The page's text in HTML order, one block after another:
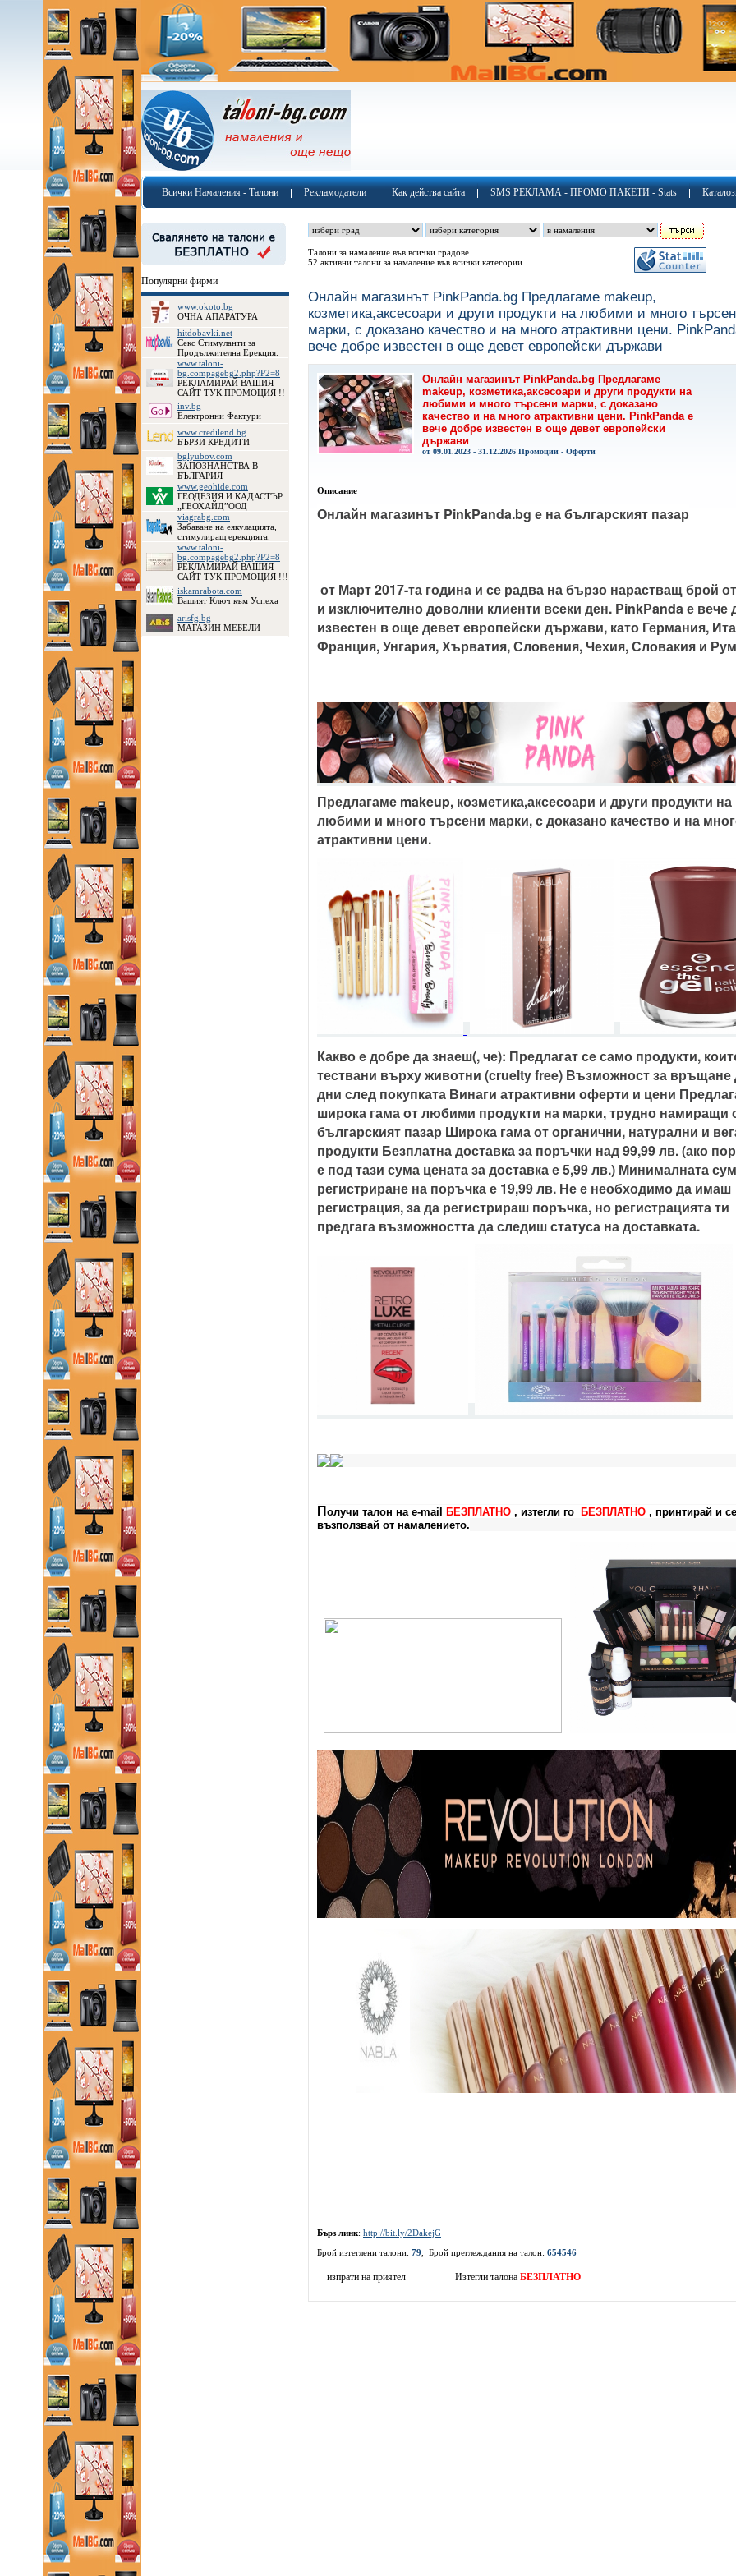
Всички Намаления - Талони Рекламодатели Как действа сайта SMS РЕКЛАМА - ПРОМО ПАКЕТИ - Stats
Популярни фирми
www.okoto.bg
ОЧНА АПАРАТУРА
hitdobavki.net
Секс Стимуланти за
Продължителна Ерекция.
www.taloni-
bg.compagebg2.php?P2=8
РЕКЛАМИРАЙ ВАШИЯ
САЙТ ТУК ПРОМОЦИЯ !!
inv.bg
Електронни Фактури
www.credilend.bg
БЪРЗИ КРЕДИТИ
bglyubov.com
ЗАПОЗНАНСТВА В
БЪЛГАРИЯ
www.geohide.com
ГЕОДЕЗИЯ И КАДАСТЪР
„ГЕОХАЙД”ООД
viagrabg.com
Забаване на еякулацията,
стимулиращ ерекцията.
www.taloni-
bg.compagebg2.php?P2=8
РЕКЛАМИРАЙ ВАШИЯ
САЙТ ТУК ПРОМОЦИЯ !!!
iskamrabota.com
Вашият Ключ към Успеха
arisfg.bg
МАГАЗИН МЕБЕЛИ
Талони за намаление във всички градове.
52 активни талони за намаление във всички категории.
Онлайн магазинът PinkPanda.bg Предлагаме makeup,
козметика,аксесоари и други продукти на любими и много
марки, с доказано качество и на много атрактивни цени.
вече добре известен в още девет европейски държави
Онлайн магазинът PinkPanda.bg Предлагаме
makeup, козметика,аксесоари и други продукти на
любими и много търсени марки, с доказано
качество и на много атрактивни цени. PinkPanda е
вече добре известен в още девет европейски
държави
от 09.01.2023 - 31.12.2026 Промоции - Оферти
Описание
и изключително доволни клиенти всеки ден. PinkPanda е вече
известен в още девет европейски държави, като Германия,
Предлагаме makeup, козметика,аксесоари и други продукти на
любими и много търсени марки, с доказано качество и на
атрактивни цени.
Какво е добре да знаеш(, че): Предлагат се само продукти,
тествани върху животни (cruelty free) Възможност за връщане
дни след покупката Винаги атрактивни оферти и цени
широка гама от любими продукти на марки, трудно намиращи
българският пазар Широка гама от органични, натурални и
продукти Безплатна доставка за поръчки над 99,99 лв. (ако
е под тази сума цената за доставка е 5,99 лв.) Минималната
регистриране на поръчка е 19,99 лв. Не е необходимо да имаш
регистрация, за да регистрираш поръчка, но регистрацията ти
предгага възможността да следиш статуса на доставката.
П олучи талон на e-mail БЕЗПЛАТНО , изтегли го БЕЗПЛАТНО , принтирай и се
възползвай от намалението.
Бърз линк: http://bit.ly/2DakejG
Брой изтеглени талони: 79 , Брой преглеждания на талон: 654546
изпрати на приятел Изтегли талона БЕЗПЛАТНО